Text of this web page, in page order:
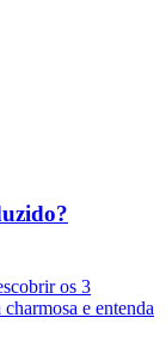
os 3
e entenda